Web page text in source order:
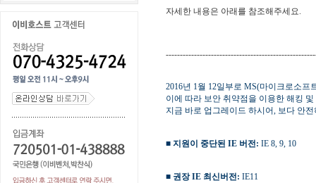
자세한 내용은 아래를 참조해주세요.
2016년 1월 12일부로 MS(마이크로소
이에 따라 보안 취약점을 이용한 해킹
지금 바로 업그레이드 하시어, 보다 안
■ 지원이 중단된 IE 버전: IE 8, 9, 10
■ 권장 IE 최신버전: IE11